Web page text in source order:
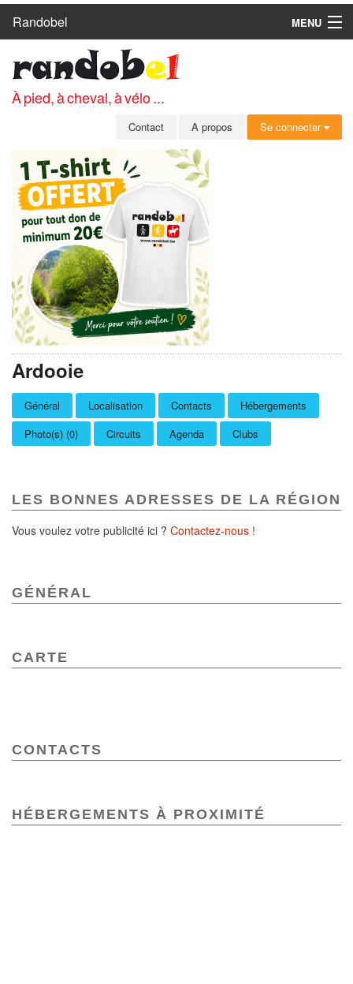
Randobel
MENU
CIRCUITS
CLUBS
MEMBRES
SE CONNECTER
INSCRIPTION GRATUITE
MOT DE PASSE OUBLIÉ
À pied, à cheval, à vélo ...
Contact A propos Se connecter
Ardooie
Général Localisation Contacts
Hébergements
Photo(s) (0)
Circuits Agenda Clubs
LES BONNES ADRESSES DE LA RÉGION
Vous voulez votre publicité ici ? Contactez-nous !
GÉNÉRAL
CARTE
CONTACTS
HÉBERGEMENTS À PROXIMITÉ